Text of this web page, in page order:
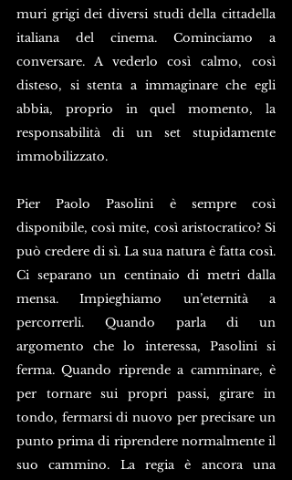
muri grigi dei diversi studi della cittadella
italiana del cinema. Cominciamo a
conversare. A vederlo così calmo, così
disteso, si stenta a immaginare che egli
abbia, proprio in quel momento, la
responsabilità di un set stupidamente
immobilizzato.
Pier Paolo Pasolini è sempre così
disponibile, così mite, così aristocratico? Si
può credere di sì. La sua natura è fatta così.
Ci separano un centinaio di metri dalla
mensa. Impieghiamo un’eternità a
percorrerli. Quando parla di un
argomento che lo interessa, Pasolini si
ferma. Quando riprende a camminare, è
per tornare sui propri passi, girare in
tondo, fermarsi di nuovo per precisare un
punto prima di riprendere normalmente il
suo cammino. La regia è ancora una